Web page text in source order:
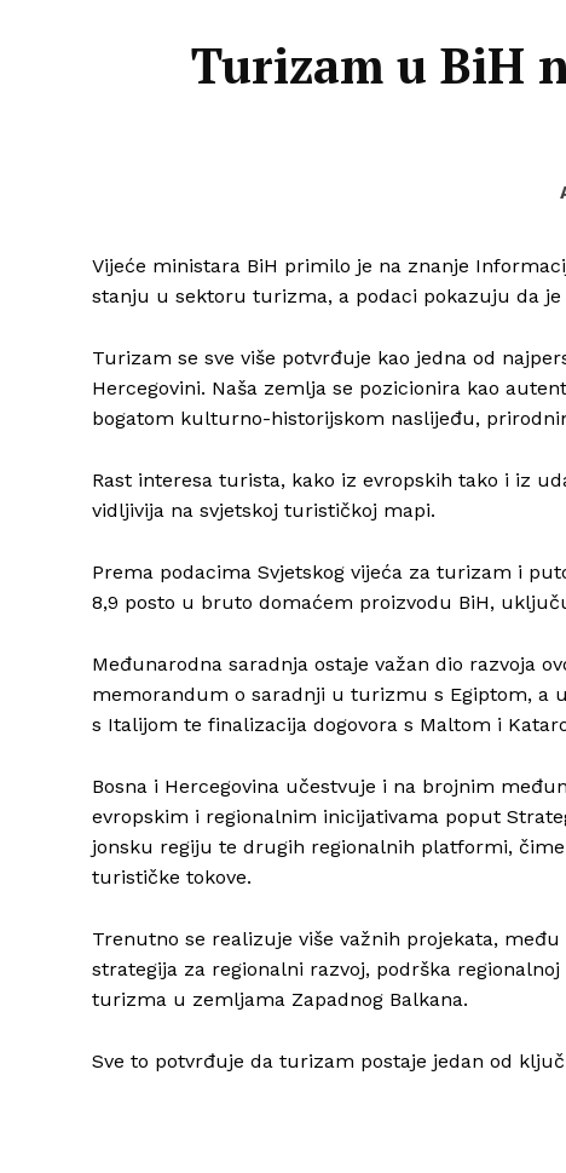
Turizam u BiH
Vijeće ministara BiH primilo je na znanje
stanju u sektoru turizma, a podaci pokazuju da
Turizam se sve više potvrđuje kao jedna od
Hercegovini. Naša zemlja se pozicionira kao
bogatom kulturno-historijskom naslijeđu,
Rast interesa turista, kako iz evropskih tako i iz
vidljivija na svjetskoj turističkoj mapi.
Prema podacima Svjetskog vijeća za turizam i
8,9 posto u bruto domaćem proizvodu BiH,
Međunarodna saradnja ostaje važan dio razvoja
memorandum o saradnji u turizmu s Egiptom, a
s Italijom te finalizacija dogovora s Maltom i
Bosna i Hercegovina učestvuje i na brojnim
evropskim i regionalnim inicijativama poput
jonsku regiju te drugih regionalnih platformi,
turističke tokove.
Trenutno se realizuje više važnih projekata,
strategija za regionalni razvoj, podrška
turizma u zemljama Zapadnog Balkana.
Sve to potvrđuje da turizam postaje jedan od